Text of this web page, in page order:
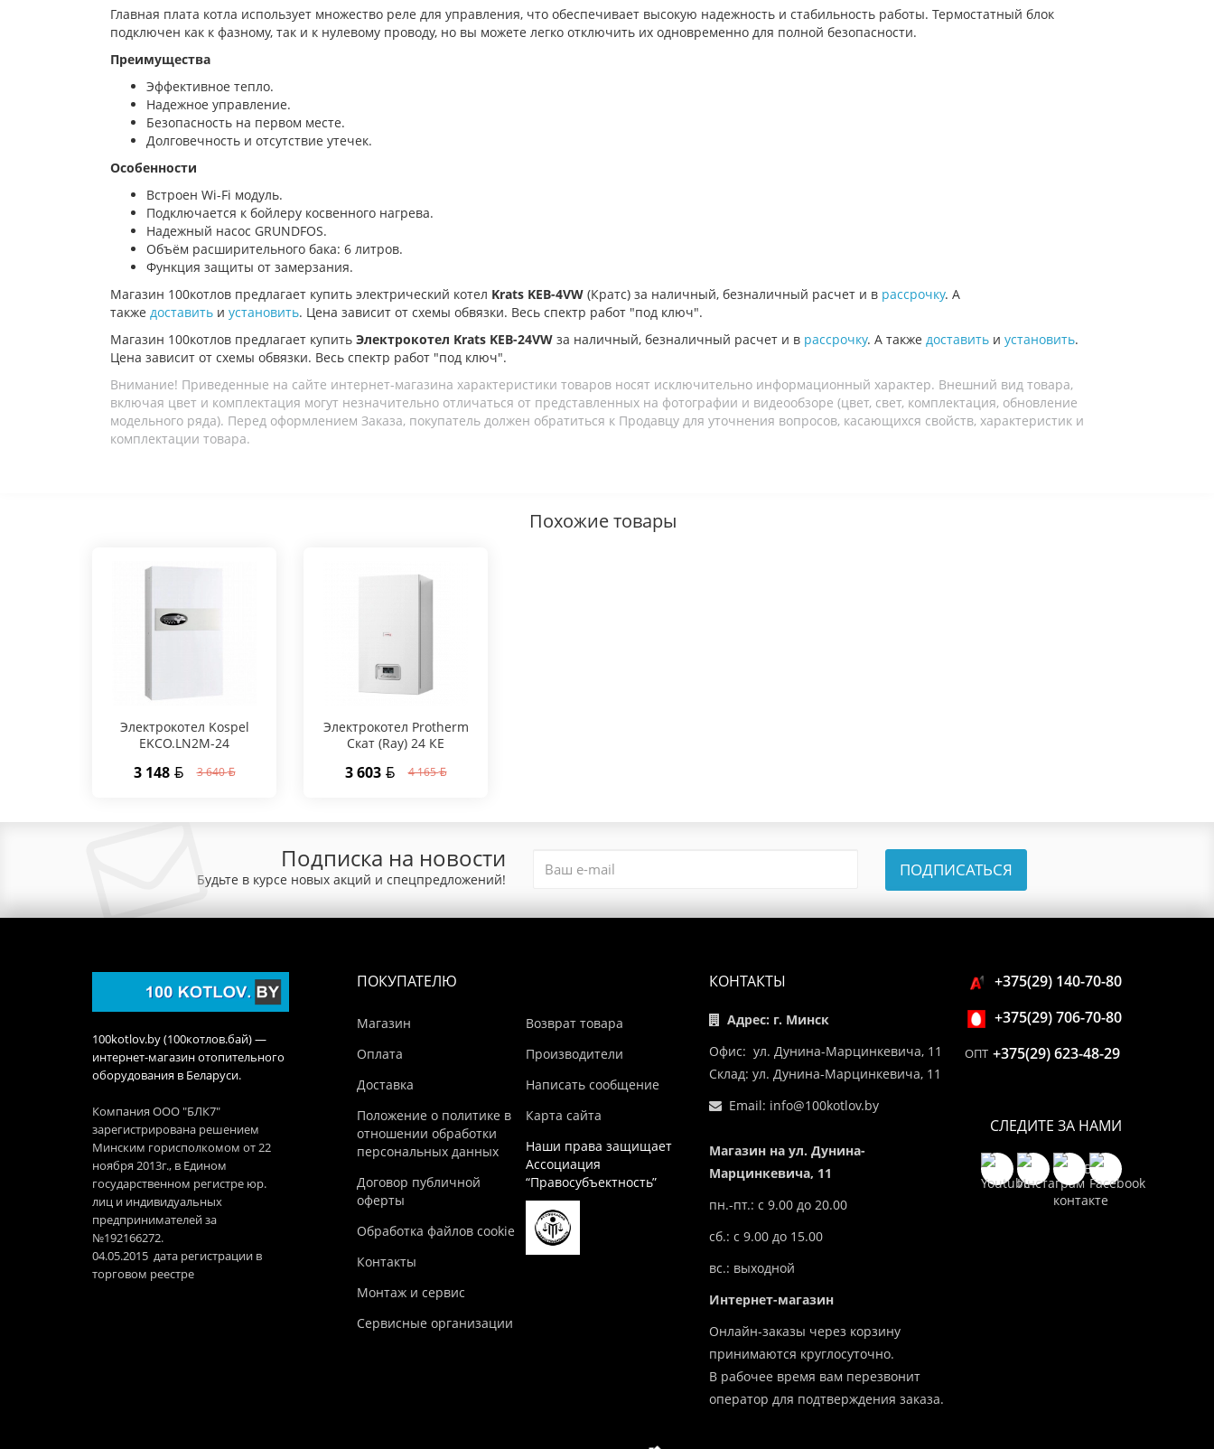
Главная плата котла использует множество реле для управления, что обеспечивает высокую надежность и стабильность работы. Термостатный блок
подключен как к фазному, так и к нулевому проводу, но вы можете легко отключить их одновременно для полной безопасности.
Преимущества
Эффективное тепло.
Надежное управление.
Безопасность на первом месте.
Долговечность и отсутствие утечек.
Особенности
Встроен Wi-Fi модуль.
Подключается к бойлеру косвенного нагрева.
Надежный насос GRUNDFOS.
Объём расширительного бака: 6 литров.
Функция защиты от замерзания.
Магазин 100котлов предлагает купить электрический котел Krats KEB-4VW (Кратс) за наличный, безналичный расчет и в рассрочку. А
также доставить и установить. Цена зависит от схемы обвязки. Весь спектр работ "под ключ".
Магазин 100котлов предлагает купить Электрокотел Krats KEB-24VW за наличный, безналичный расчет и в рассрочку. А также доставить и установить.
Цена зависит от схемы обвязки. Весь спектр работ "под ключ".
Внимание! Приведенные на сайте интернет-магазина характеристики товаров носят исключительно информационный характер. Внешний вид товара,
включая цвет и комплектация могут незначительно отличаться от представленных на фотографии и видеообзоре (цвет, свет, комплектация, обновление
модельного ряда). Перед оформлением Заказа, покупатель должен обратиться к Продавцу для уточнения вопросов, касающихся свойств, характеристик и
комплектации товара.
Похожие товары
Электрокотел Kospel
EKCO.LN2M-24
3 148 3 640
Электрокотел Protherm
Скат (Ray) 24 КE
3 603 4 165
Подписка на новости
Будьте в курсе новых акций и спецпредложений! ПОДПИСАТЬСЯ
100kotlov.by (100котлов.бай) —
интернет-магазин отопительного
оборудования в Беларуси.
Компания ООО "БЛК7"
зарегистрирована решением
Минским горисполкомом от 22
ноября 2013г., в Едином
государственном регистре юр.
лиц и индивидуальных
предпринимателей за
№192166272.
04.05.2015 дата регистрации в
торговом реестре
ПОКУПАТЕЛЮ
Магазин
Оплата
Доставка
Положение о политике в
отношении обработки
персональных данных
Договор публичной
оферты
Обработка файлов cookie
Контакты
Монтаж и сервис
Сервисные организации
Возврат товара
Производители
Написать сообщение
Карта сайта
Наши права защищает
Ассоциация
“Правосубъектность”
КОНТАКТЫ
Адрес: г. Минск
Офис: ул. Дунина-Марцинкевича, 11
Склад: ул. Дунина-Марцинкевича, 11
Email: info@100kotlov.by
Магазин на ул. Дунина-
Марцинкевича, 11
пн.-пт.: с 9.00 до 20.00
сб.: с 9.00 до 15.00
вс.: выходной
Интернет-магазин
Онлайн-заказы через корзину
принимаются круглосуточно.
В рабочее время вам перезвонит
оператор для подтверждения заказа.
+375(29) 140-70-80
+375(29) 706-70-80
ОПТ +375(29) 623-48-29
СЛЕДИТЕ ЗА НАМИ